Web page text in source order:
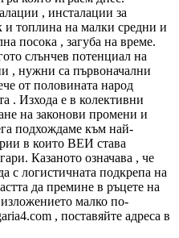
, инсталации за
и топлина на малки средни и
посока , загуба на време.
слънчев потенциал на
, нужни са първоначални
от половината народ
. Изхода е в колективни
на законови промени и
подхождаме към най-
в които ВЕИ става
Казаното означава , че
с логистичната подкрепа на
да премине в ръцете на
малко по-
, поставяйте адреса в